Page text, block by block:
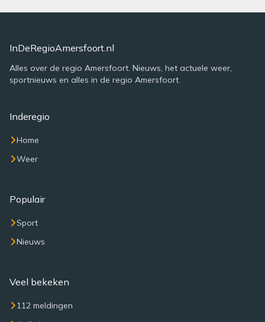
InDeRegioAmersfoort.nl
Alles over de regio Amersfoort. Nieuws, het actuele weer,
sportnieuws en alles in de regio Amersfoort.
Inderegio
Home
Weer
Populair
Sport
Nieuws
Veel bekeken
112 meldingen